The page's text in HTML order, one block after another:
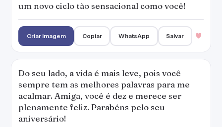
um novo ciclo tão sensacional como você!
Criar imagem Copiar WhatsApp Salvar
Do seu lado, a vida é mais leve, pois você
sempre tem as melhores palavras para me
acalmar. Amiga, você é dez e merece ser
plenamente feliz. Parabéns pelo seu
aniversário!